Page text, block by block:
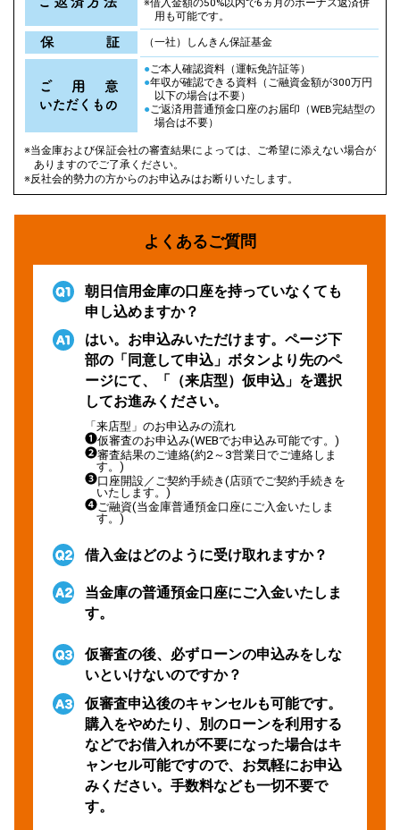
※借入金額の50%以内で6ヵ月のボーナス返済併
用も可能です。
（一社）しんきん保証基金
●ご本人確認資料（運転免許証等）
●年収が確認できる資料（ご融資金額が300万円
以下の場合は不要）
●ご返済用普通預金口座のお届印（WEB完結型の
場合は不要）
※当金庫および保証会社の審査結果によっては、ご希望に添えない場合が
ありますのでご了承ください。
※反社会的勢力の方からのお申込みはお断りいたします。
よくあるご質問
朝日信用金庫の口座を持っていなくても
申し込めますか？
はい。お申込みいただけます。ページ下
部の「同意して申込」ボタンより先のペ
ージにて、「（来店型）仮申込」を選択
してお進みください。
「来店型」のお申込みの流れ
仮審査のお申込み(WEBでお申込み可能です。)
審査結果のご連絡(約2～3営業日でご連絡しま
す。)
口座開設／ご契約手続き(店頭でご契約手続きを
いたします。)
ご融資(当金庫普通預金口座にご入金いたしま
す。)
借入金はどのように受け取れますか？
当金庫の普通預金口座にご入金いたしま
す。
仮審査の後、必ずローンの申込みをしな
いといけないのですか？
仮審査申込後のキャンセルも可能です。
購入をやめたり、別のローンを利用する
などでお借入れが不要になった場合はキ
ャンセル可能ですので、お気軽にお申込
みください。手数料なども一切不要で
す。